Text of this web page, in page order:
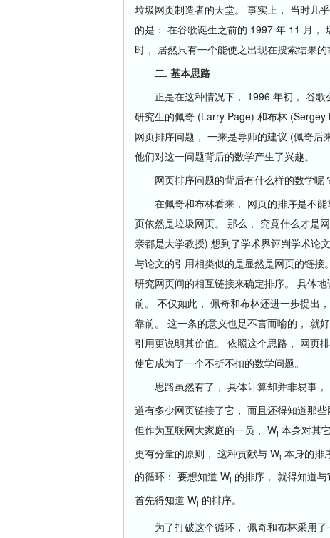
垃圾网页制造者的天堂。 事实上， 当时几
的是： 在谷歌诞生之前的 1997 年 11 月，
时， 居然只有一个能使之出现在搜索结果的
二. 基本思路
正是在这种情况下， 1996 年初， 谷歌
研究生的佩奇 (Larry Page) 和布林
网页排序问题， 一来是导师的建议 (佩奇后
他们对这一问题背后的数学产生了兴趣。
网页排序问题的背后有什么样的数学呢
在佩奇和布林看来， 网页的排序是不能
页依然是垃圾网页。 那么， 究竟什么才是
亲都是大学教授) 想到了学术界评判学术论
与论文的引用相类似的是显然是网页的链
研究网页间的相互链接来确定排序。 具体
前。 不仅如此， 佩奇和布林还进一步提出
靠前。 这一条的意义也是不言而喻的， 就
引用更说明其价值。 依照这个思路， 网页
使它成为了一个不折不扣的数学问题。
思路虽然有了， 具体计算却并非易事，
道有多少网页链接了它， 而且还得知道那
但作为互联网大家庭的一员， Wi 本身对其
更有分量的原则， 这种贡献与 Wi 本身的排
的循环： 要想知道 Wi 的排序， 就得知道
首先得知道 Wi 的排序。
为了打破这个循环， 佩奇和布林采用了